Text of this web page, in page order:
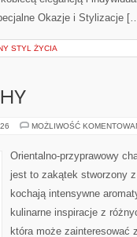
Okazje i Stylizacje
STYL ŻYCIA
MOŻLIWOŚĆ
Orientalno-przyprawowy
jest to zakątek stworzony
kochają intensywne
kulinarne inspiracje z
która może zainteresować